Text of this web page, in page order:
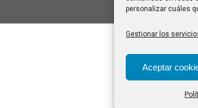
personalizar cuáles
Gestionar los
Aceptar